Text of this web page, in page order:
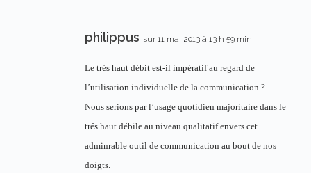
philippus sur 11 mai 2013 à 13 h 59 min
Le trés haut débit est-il impératif au regard de
l’utilisation individuelle de la communication ?
Nous serions par l’usage quotidien majoritaire dans le
trés haut débile au niveau qualitatif envers cet
adminrable outil de communication au bout de nos
doigts.